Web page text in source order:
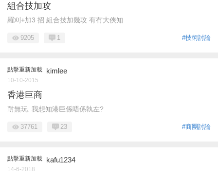
組合技加攻
羅刈+加3 招 組合技加幾攻 有冇大俠知
#技術討論
9205 1
點擊重新加載 kimlee
10-10-2015
香港巨商
耐無玩. 我想知港巨係唔係執左?
#商團討論
37761 23
點擊重新加載 kafu1234
14-6-2018